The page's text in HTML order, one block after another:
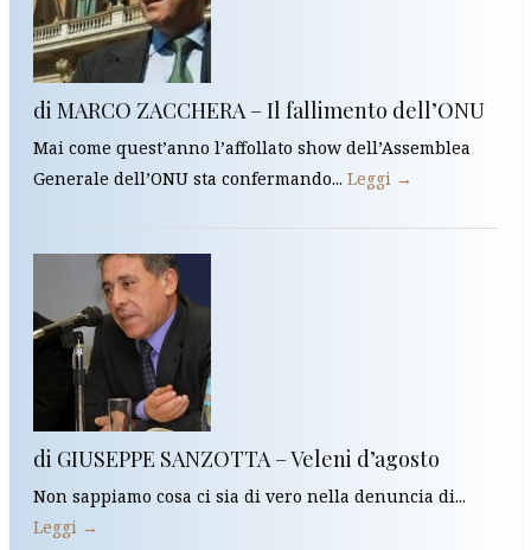
di MARCO ZACCHERA – Il fallimento dell’ONU
Mai come quest’anno l’affollato show dell’Assemblea
Generale dell’ONU sta confermando... Leggi →
di GIUSEPPE SANZOTTA – Veleni d’agosto
Non sappiamo cosa ci sia di vero nella denuncia di...
Leggi →